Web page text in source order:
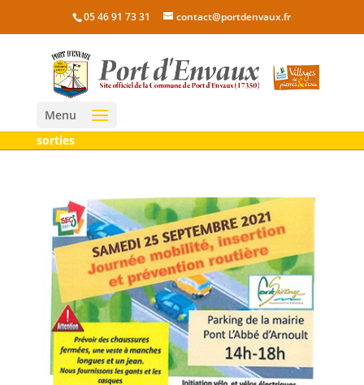
05 46 91 73 31 contact@portdenvaux.fr
Menu
sorties